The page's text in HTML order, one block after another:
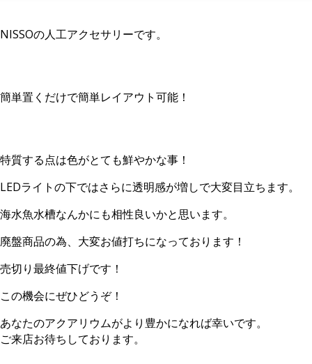
NISSOの人工アクセサリーです。
簡単置くだけで簡単レイアウト可能！
特質する点は色がとても鮮やかな事！
LEDライトの下ではさらに透明感が増しで大変目立ちます。
海水魚水槽なんかにも相性良いかと思います。
廃盤商品の為、大変お値打ちになっております！
売切り最終値下げです！
この機会にぜひどうぞ！
あなたのアクアリウムがより豊かになれば幸いです。
ご来店お待ちしております。